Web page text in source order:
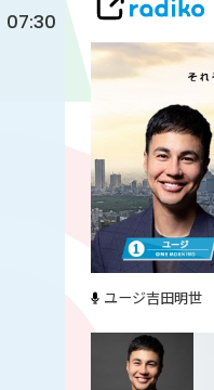
07:30
ユージ吉田明世